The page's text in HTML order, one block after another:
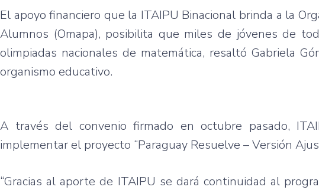
El apoyo financiero que la ITAIPU Binacional brinda a la
Alumnos (Omapa), posibilita que miles de jóvenes de
olimpiadas nacionales de matemática, resaltó Gabriela
organismo educativo.
A través del convenio firmado en octubre pasado,
implementar el proyecto “Paraguay Resuelve – Versión
“Gracias al aporte de ITAIPU se dará continuidad al